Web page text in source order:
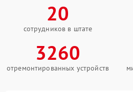
20
сотрудников в штате
3260
отремонтированных устройств